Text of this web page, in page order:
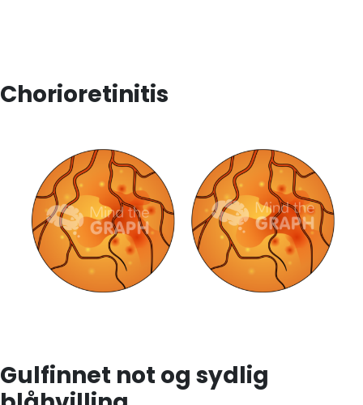
Chorioretinitis
Gulfinnet not og sydlig